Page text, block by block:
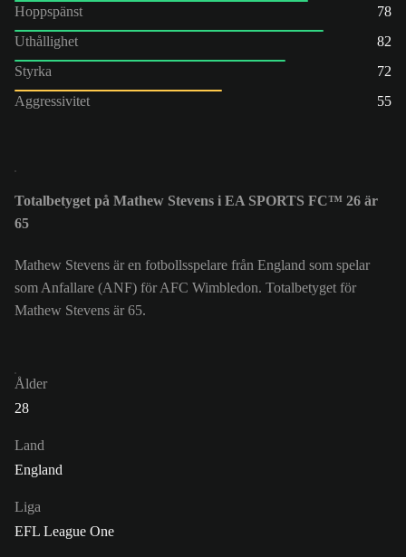
Hoppspänst
78
Uthållighet
82
Styrka
72
Aggressivitet
55
Totalbetyget på Mathew Stevens i EA SPORTS FC™ 26 är
65
Mathew Stevens är en fotbollsspelare från England som spelar
som Anfallare (ANF) för AFC Wimbledon. Totalbetyget för
Mathew Stevens är 65.
Ålder
28
Land
England
Liga
EFL League One